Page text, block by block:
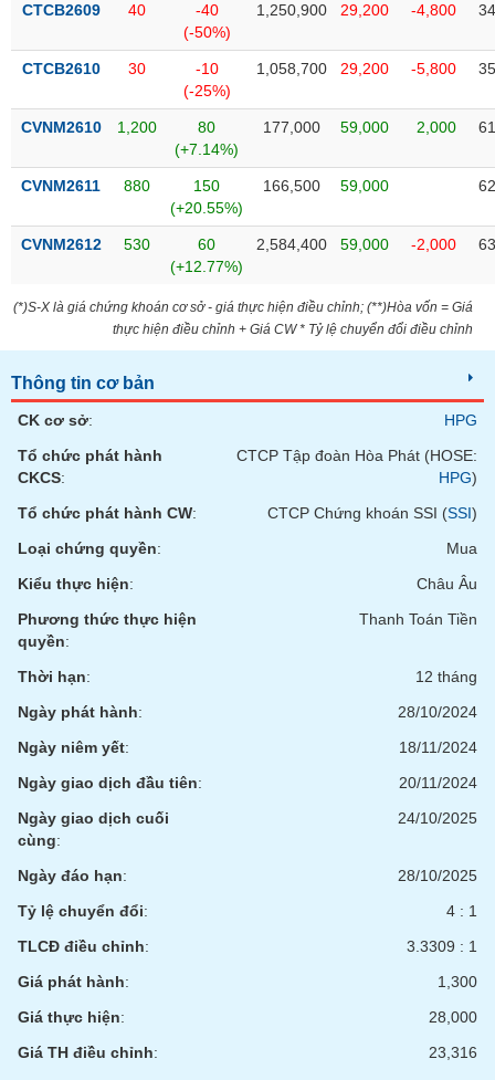
CTCB2609 40
-40
(-50%)
1,250,900 29,200 -4,800
CTCB2610 30
-10
(-25%)
1,058,700 29,200 -5,800
CVNM2610 1,200
80
(+7.14%)
177,000 59,000 2,000
CVNM2611 880
150
(+20.55%)
166,500 59,000
CVNM2612 530
60
(+12.77%)
2,584,400 59,000 -2,000
(*)S-X là giá chứng khoán cơ sở - giá thực hiện điều chỉnh; (**)Hòa vốn = Giá
thực hiện điều chỉnh + Giá CW * Tỷ lệ chuyển đổi điều chỉnh
Thông tin cơ bản
CK cơ sở:
HPG
Tổ chức phát hành
CKCS:
CTCP Tập đoàn Hòa Phát (HOSE:
HPG)
Tổ chức phát hành CW: CTCP Chứng khoán SSI (SSI)
Loại chứng quyền:
Mua
Kiểu thực hiện:
Châu Âu
Phương thức thực hiện
quyền:
Thanh Toán Tiền
Thời hạn:
12 tháng
Ngày phát hành:
28/10/2024
Ngày niêm yết:
18/11/2024
Ngày giao dịch đầu tiên:
20/11/2024
Ngày giao dịch cuối
cùng:
24/10/2025
Ngày đáo hạn:
28/10/2025
Tỷ lệ chuyển đổi:
4 : 1
TLCĐ điều chỉnh:
3.3309 : 1
Giá phát hành:
1,300
Giá thực hiện:
28,000
Giá TH điều chỉnh:
23,316
Dữ
liệu
chính